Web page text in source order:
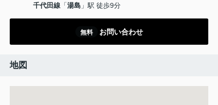
千代田線 「湯島 」駅 徒歩9分
無料 お問い合わせ
地図